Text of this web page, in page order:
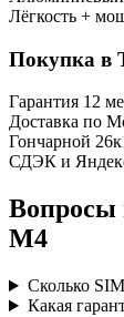
Лёгкость +
Покупка в
Гарантия 12
Доставка по
Гончарной
СДЭК и
Вопросы
M4
Сколько
Какая